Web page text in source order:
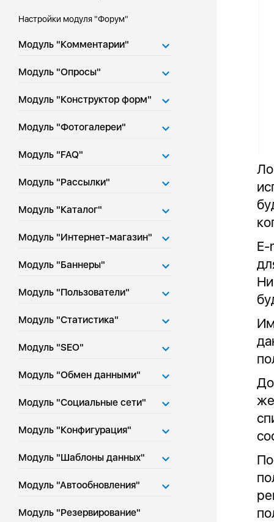
Настройки модуля "Форум"
Модуль "Комментарии"
Модуль "Опросы"
Модуль "Конструктор форм"
Модуль "Фотогалереи"
Модуль "FAQ"
Модуль "Рассылки"
Модуль "Каталог"
Модуль "Интернет-магазин"
Модуль "Баннеры"
Модуль "Пользователи"
Модуль "Статистика"
Модуль "SEO"
Модуль "Обмен данными"
Модуль "Социальные сети"
Модуль "Конфигурация"
Модуль "Шаблоны данных"
Модуль "Автообновления"
Модуль "Резервирование"
E-